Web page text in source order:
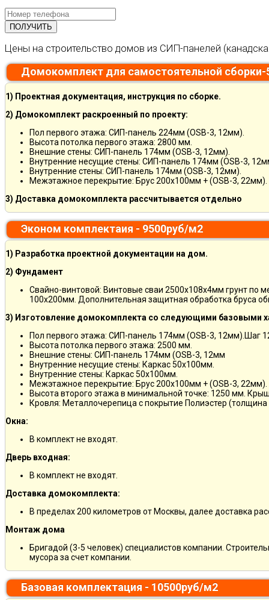
Цены на строительство домов из СИП-панелей
Домокомплект для самостоятельной
1) Проектная документация, инструкция по сборке.
2) Домокомплект раскроенный по проекту:
Пол первого этажа: СИП-панель 224мм (OSB-3, 12мм).
Высота потолка первого этажа: 2800 мм.
Внешние стены: СИП-панель 174мм (OSB-3, 12мм).
Внутренние несущие стены: СИП-панель 174мм (OSB-3,
Внутренние стены: СИП-панель 174мм (OSB-3, 12мм).
Межэтажное перекрытие: Брус 200х100мм + (OSB-3, 22мм).
3) Доставка домокомплекта рассчитывается отдельно
Эконом комплектаия - 9500руб/м2
1) Разработка проектной документации на дом.
2) Фундамент
Свайно-винтовой: Винтовые сваи 2500х108х4мм грунт по
100х200мм. Дополнительная защитная обработка бруса
3) Изготовление домокомплекта со следующими базовыми
Пол первого этажа: СИП-панель 174мм (OSB-3, 12мм).Шаг
Высота потолка первого этажа: 2500 мм.
Внешние стены: СИП-панель 174мм (OSB-3, 12мм
Внутренние несущие стены: Каркас 50х100мм.
Внутренние стены: Каркас 50х100мм.
Межэтажное перекрытие: Брус 200х100мм + (OSB-3, 22мм).
Высота второго этажа в минимальной точке: 1250 мм.
Кровля: Металлочерепица с покрытие Полиэстер
Окна:
В комплект не входят.
Дверь входная:
В комплект не входят.
Доставка домокомплекта:
В пределах 200 километров от Москвы, далее доставка
Монтаж дома
Бригадой (3-5 человек) специалистов компании.
мусора за счет компании.
Базовая комплектация - 10500руб/м2